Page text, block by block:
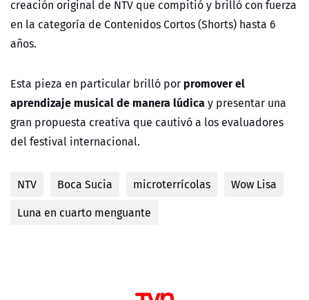
creación original de NTV que compitió y brilló con fuerza
en la categoría de Contenidos Cortos (Shorts) hasta 6
años.
Esta pieza en particular brilló por promover el
aprendizaje musical de manera lúdicay presentar una
gran propuesta creativa que cautivó a los evaluadores
del festival internacional.
NTV Boca Sucia microterrícolas
Wow Lisa
Luna en cuarto menguante